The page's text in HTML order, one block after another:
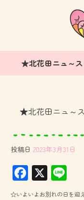
★北花田ニュ～
★北花田ニュ～
投稿日 2023年3月31日
F
ac
X
ne
☆いよいよお別れの日を迎